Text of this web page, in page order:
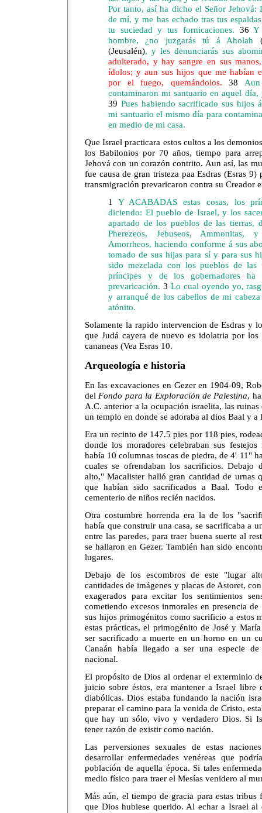
Por tanto, así ha dicho el Señor Jehová:
de mí, y me has echado tras tus
tu suciedad y tus fornicaciones. 36 Y
hombre, ¿no juzgarás tú á Aholah
(Jeusalén), y les denunciarás sus
adulterado, y hay sangre en sus
ídolos; y aun sus hijos que me habían
por el fuego, quemándolos.38
contaminaron mi santuario en aquel día,
39 Pues habiendo sacrificado sus hijos
mi santuario el mismo día para
en medio de mi casa.
Que Israel practicara estos cultos a los
los Babilonios por 70 años, tiempo para
Jehová con un corazón contrito. Aun así, las
fue causa de gran tristeza paa Esdras (Esras
transmigración prevaricaron contra su Creador
1
Y ACABADAS estas cosas, los
diciendo: El pueblo de Israel, y los
apartado de los pueblos de las tierras,
Pherezeos, Jebuseos, Ammonitas,
Amorrheos, haciendo conforme á sus
tomado de sus hijas para sí y para sus
sido mezclada con los pueblos de
príncipes y de los gobernadores
prevaricación. 3 Lo cual oyendo yo,
y arranqué de los cabellos de mi
atónito.
Solamente la rapido intervencion de Esdras y
que Judá cayera de nuevo es idolatria por los
cananeas (Vea Esras 10.
Arqueología e historia
En las excavaciones en Gezer en 1904-09,
del Fondo para la Exploración de Palestina,
A.C. anterior a la ocupación israelita, las
un templo en donde se adoraba al dios Baal y a
Era un recinto de 147.5 pies por 118 pies,
donde los moradores celebraban sus
había 10 columnas toscas de piedra, de 4' 11"
cuales se ofrendaban los sacrificios. Debajo
alto," Macalister halló gran cantidad de urnas
que habían sido sacrificados a Baal. Todo
cementerio de niños recién nacidos.
Otra costumbre horrenda era la de los
había que construir una casa, se sacrificaba a
entre las paredes, para traer buena suerte al
se hallaron en Gezer. También han sido
lugares.
Debajo de los escombros de este "lugar
cantidades de imágenes y placas de Astoret,
exagerados para excitar los sentimientos
cometiendo excesos inmorales en presencia
sus hijos primogénitos como sacrificio a estos
estas prácticas, el primogénito de José y
ser sacrificado a muerte en un horno en un
Canaán había llegado a ser una especie
nacional.
El propósito de Dios al ordenar el exterminio
juicio sobre éstos, era mantener a Israel
diabólicas. Dios estaba fundando la nación
preparar el camino para la venida de Cristo,
que hay un sólo, vivo y verdadero Dios. Si
tener razón de existir como nación.
Las perversiones sexuales de estas
desarrollar enfermedades venéreas que
población de aquella época. Si tales
medio físico para traer el Mesías venidero al
Más aún, el tiempo de gracia para estas
que Dios hubiese querido. Al echar a Israel